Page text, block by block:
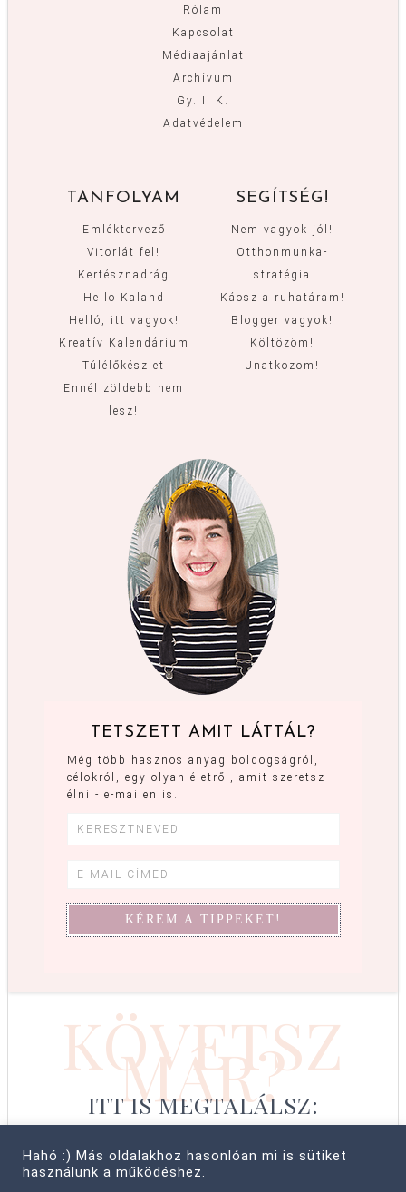
Rólam
Kapcsolat
Médiaajánlat
Archívum
Gy. I. K.
Adatvédelem
TANFOLYAM
Emléktervező
Vitorlát fel!
Kertésznadrág
Hello Kaland
Helló, itt vagyok!
Kreatív Kalendárium
Túlélőkészlet
Ennél zöldebb nem
lesz!
SEGÍTSÉG!
Nem vagyok jól!
Otthonmunka-
stratégia
Káosz a ruhatáram!
Blogger vagyok!
Költözöm!
Unatkozom!
TETSZETT AMIT LÁTTÁL?
Még több hasznos anyag boldogságról,
célokról, egy olyan életről, amit szeretsz
élni - e-mailen is.
KÖVETSZ
MÁR?
ITT IS MEGTALÁLSZ:
Hahó :) Más oldalakhoz hasonlóan mi is sütiket
használunk a működéshez.